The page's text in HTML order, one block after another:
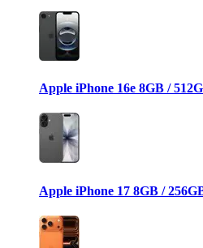
Apple iPhone 16e 8GB /
Apple iPhone 17 8GB /